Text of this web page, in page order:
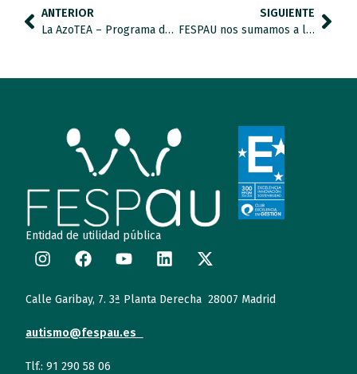
ANTERIOR
La AzoTEA – Programa de radio de jóvenes autistas
SIGUIENTE
FESPAU nos sumamos a la campaña ODS por bandera
Entidad de utilidad pública
Calle Garibay, 7. 3ª Planta Derecha 28007 Madrid
autismo@fespau.es
Tlf.: 91 290 58 06